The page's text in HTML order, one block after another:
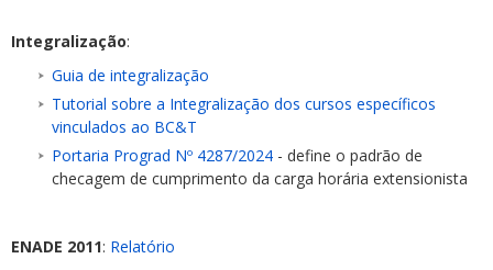
Integralização:
Guia de integralização
Tutorial sobre a Integralização dos cursos específicos
vinculados ao BC&T
Portaria Prograd Nº 4287/2024 - define o padrão de
checagem de cumprimento da carga horária extensionista
ENADE 2011: Relatório